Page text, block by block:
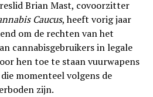
Brian Mast, covoorzitter
Caucus, heeft vorig jaar
om de rechten van het
cannabisgebruikers in legale
hen toe te staan vuurwapens
momenteel volgens de
zijn.